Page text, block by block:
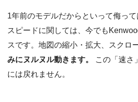
1年前のモデルだからといって侮っ
スピードに関しては、今でも
スです。地図の縮小・拡大、スクロ
みにヌルヌル動きます。
この「速さ
には戻れません。